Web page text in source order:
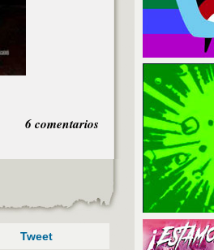
6 comentarios
Tweet